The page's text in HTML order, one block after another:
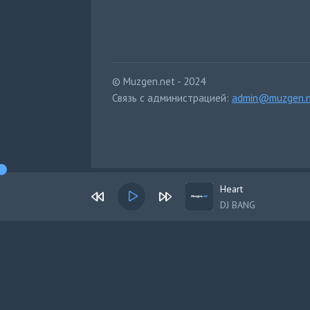
© Muzgen.net - 2024
Связь с администрацией:
Heart
DJ BANG